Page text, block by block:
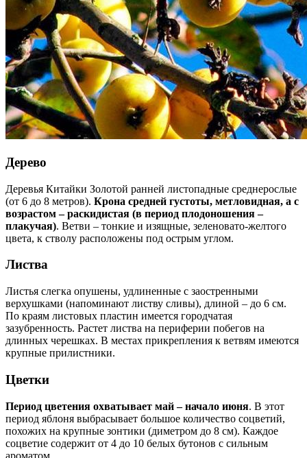
Дерево
Деревья Китайки Золотой ранней листопадные среднерослые
(от 6 до 8 метров). Крона средней густоты, метловидная, а с
возрастом – раскидистая (в период плодоношения –
плакучая). Ветви – тонкие и изящные, зеленовато-желтого
цвета, к стволу расположены под острым углом.
Листва
Листья слегка опушены, удлиненные с заостренными
верхушками (напоминают листву сливы), длиной – до 6 см.
По краям листовых пластин имеется городчатая
зазубренность. Растет листва на периферии побегов на
длинных черешках. В местах прикрепления к ветвям имеются
крупные прилистники.
Цветки
Период цветения охватывает май – начало июня. В этот
период яблоня выбрасывает большое количество соцветий,
похожих на крупные зонтики (диметром до 8 см). Каждое
соцветие содержит от 4 до 10 белых бутонов с сильным
ароматом.